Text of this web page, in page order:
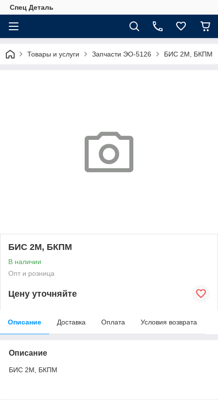
Спец Деталь
Товары и услуги Запчасти ЭО-5126 БИС 2М, БКПМ
БИС 2М, БКПМ
В наличии
Опт и розница
Цену уточняйте
Описание Доставка Оплата Условия возврата
Описание
БИС 2М, БКПМ